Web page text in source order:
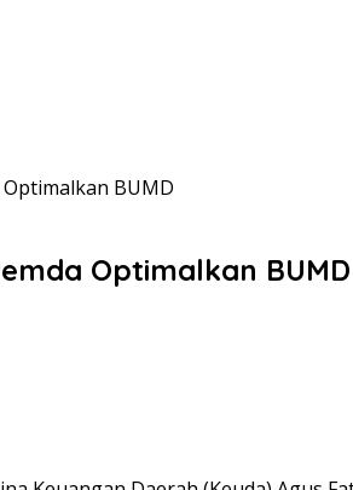
BUMD
Optimalkan BUMD